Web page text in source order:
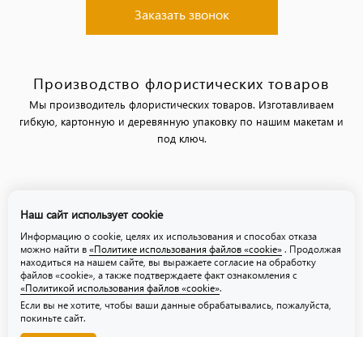
Заказать звонок
Производство флористических товаров
Мы производитель флористических товаров. Изготавливаем
гибкую, картонную и деревянную упаковку по нашим макетам и
под ключ.
Политика использования файлов «cookie»
Наш сайт использует cookie
Информацию о cookie, целях их использования и способах отказа
можно найти в «Политике использования файлов «cookie» . Продолжая
находиться на нашем сайте, вы выражаете согласие на обработку
файлов «cookie», а также подтверждаете факт ознакомления с
«Политикой использования файлов «cookie».
Если вы не хотите, чтобы ваши данные обрабатывались, пожалуйста,
покиньте сайт.